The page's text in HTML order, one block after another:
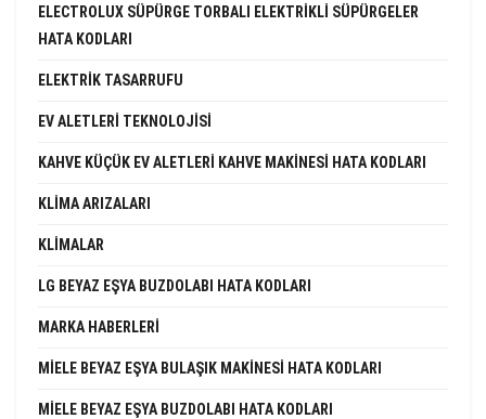
ELECTROLUX SÜPÜRGE TORBALI ELEKTRIKLI SÜPÜRGELER
HATA KODLARI
ELEKTRIK TASARRUFU
EV ALETLERI TEKNOLOJISI
KAHVE KÜÇÜK EV ALETLERI KAHVE MAKINESI HATA KODLARI
KLIMA ARIZALARI
KLIMALAR
LG BEYAZ EŞYA BUZDOLABI HATA KODLARI
MARKA HABERLERI
MIELE BEYAZ EŞYA BULAŞIK MAKINESI HATA KODLARI
MIELE BEYAZ EŞYA BUZDOLABI HATA KODLARI